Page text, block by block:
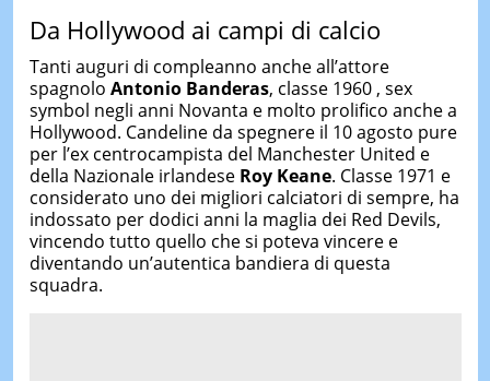
Da Hollywood ai campi di calcio
Tanti auguri di compleanno anche all’attore
spagnolo Antonio Banderas, classe 1960 , sex
symbol negli anni Novanta e molto prolifico anche a
Hollywood. Candeline da spegnere il 10 agosto pure
per l’ex centrocampista del Manchester United e
della Nazionale irlandese Roy Keane. Classe 1971 e
considerato uno dei migliori calciatori di sempre, ha
indossato per dodici anni la maglia dei Red Devils,
vincendo tutto quello che si poteva vincere e
diventando un’autentica bandiera di questa
squadra.